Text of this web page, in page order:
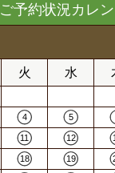
ご予約状況カレ
火 水
4 5
11 12
18 19